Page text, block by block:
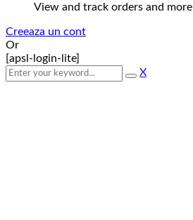
View and track orders and more
Creeaza un cont
Or
[apsl-login-lite]
X